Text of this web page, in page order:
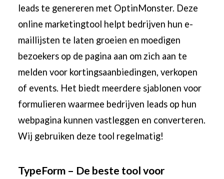
leads te genereren met OptinMonster. Deze
online marketingtool helpt bedrijven hun e-
maillijsten te laten groeien en moedigen
bezoekers op de pagina aan om zich aan te
melden voor kortingsaanbiedingen, verkopen
of events. Het biedt meerdere sjablonen voor
formulieren waarmee bedrijven leads op hun
webpagina kunnen vastleggen en converteren.
Wij gebruiken deze tool regelmatig!
TypeForm – De beste tool voor